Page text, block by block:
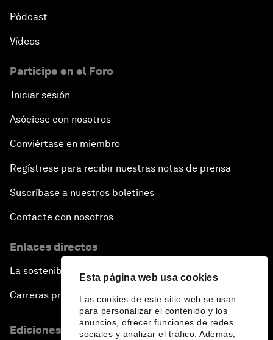
Esta página web usa cookies
Las cookies de este sitio web se usan
para personalizar el contenido y los
anuncios, ofrecer funciones de redes
sociales y analizar el tráfico. Además,
Pódcast
Vídeos
Participe en el Foro
Iniciar sesión
Asóciese con nosotros
Conviértase en miembro
Regístrese para recibir nuestras notas de prensa
Suscríbase a nuestros boletines
Contacte con nosotros
Enlaces directos
La sostenibilidad en el Foro
Carreras profesionales
Ediciones en otros idiomas